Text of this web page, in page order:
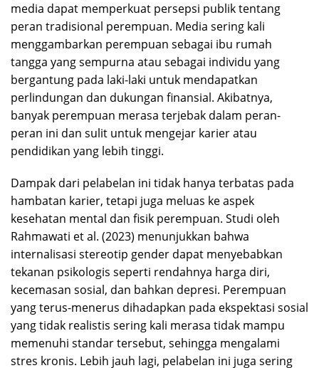
media dapat memperkuat persepsi publik tentang
peran tradisional perempuan. Media sering kali
menggambarkan perempuan sebagai ibu rumah
tangga yang sempurna atau sebagai individu yang
bergantung pada laki-laki untuk mendapatkan
perlindungan dan dukungan finansial. Akibatnya,
banyak perempuan merasa terjebak dalam peran-
peran ini dan sulit untuk mengejar karier atau
pendidikan yang lebih tinggi.
Dampak dari pelabelan ini tidak hanya terbatas pada
hambatan karier, tetapi juga meluas ke aspek
kesehatan mental dan fisik perempuan. Studi oleh
Rahmawati et al. (2023) menunjukkan bahwa
internalisasi stereotip gender dapat menyebabkan
tekanan psikologis seperti rendahnya harga diri,
kecemasan sosial, dan bahkan depresi. Perempuan
yang terus-menerus dihadapkan pada ekspektasi sosial
yang tidak realistis sering kali merasa tidak mampu
memenuhi standar tersebut, sehingga mengalami
stres kronis. Lebih jauh lagi, pelabelan ini juga sering